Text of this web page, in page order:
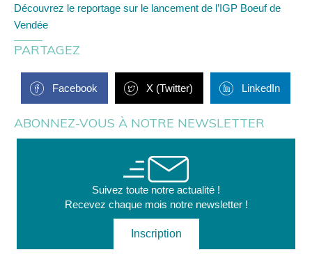
Découvrez le reportage sur le lancement de l’IGP Boeuf de
Vendée
PARTAGEZ
Facebook X (Twitter) LinkedIn
ABONNEZ-VOUS À NOTRE NEWSLETTER
Suivez toute notre actualité !
Recevez chaque mois notre newsletter !
Inscription